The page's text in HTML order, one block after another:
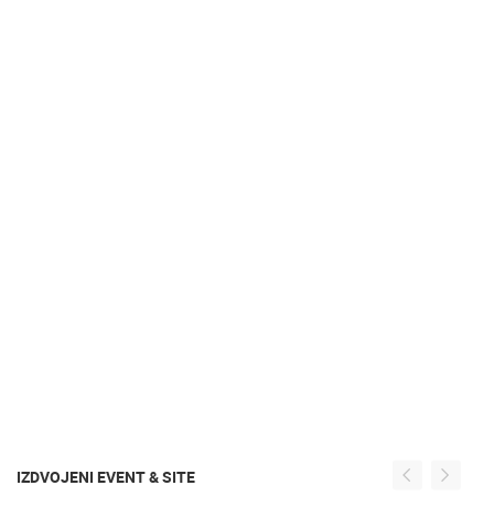
IZDVOJENI EVENT & SITE